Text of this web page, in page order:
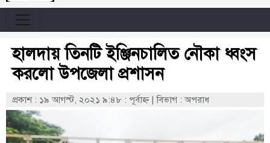
হালদায় তিনটি ইঞ্জিনচালিত নৌকা ধ্বংস
করলো উপজেলা প্রশাসন
প্রকাশ : ১৯ আগস্ট, ২০২১ ৯:৪৮ : পূর্বাহ্ণ |বিভাগ : অপরাধ